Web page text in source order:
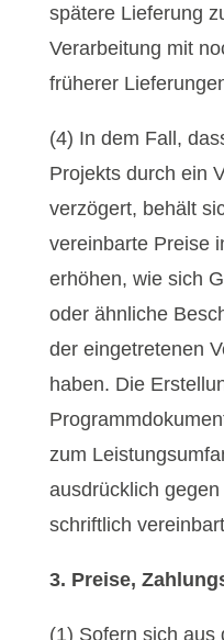
spätere Lieferung
Verarbeitung mit
früherer
(4) In dem Fall,
Projekts durch ein
verzögert, behält
vereinbarte Preise
erhöhen, wie sich
oder ähnliche
der eingetretenen
haben. Die
zum
ausdrücklich
schriftlich
3. Preise,
(1) Sofern sich aus